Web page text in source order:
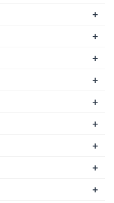
+
+
+
+
+
+
+
+
+